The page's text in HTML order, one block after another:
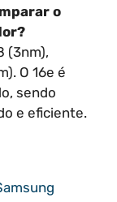
o
(3nm),
O 16e é
sendo
e eficiente.